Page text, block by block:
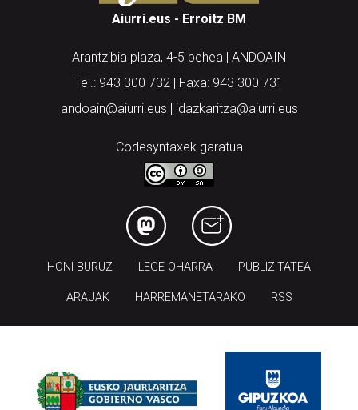
Aiurri.eus - Erroitz BM
Arantzibia plaza, 4-5 behea | ANDOAIN
Tel.: 943 300 732 | Faxa: 943 300 731
andoain@aiurri.eus | idazkaritza@aiurri.eus
Codesyntaxek garatua
HONI BURUZ LEGE OHARRA PUBLIZITATEA
ARAUAK HARREMANETARAKO RSS